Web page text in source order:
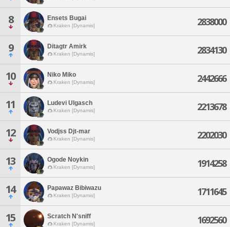
8 Ensets Bugai
Kraken [Dynamis] 2838000
9 Ditagtr Amirk
Kraken [Dynamis] 2834130
10 Niko Miko
Kraken [Dynamis] 2442666
11 Ludevi Ulgasch
Kraken [Dynamis] 2213678
12 Vodjss Djt-mar
Kraken [Dynamis] 2202030
13 Ogode Noykin
Kraken [Dynamis] 1914258
14 Papawaz Bibiwazu
Kraken [Dynamis] 1711645
15 Scratch N'sniff
Kraken [Dynamis] 1692560